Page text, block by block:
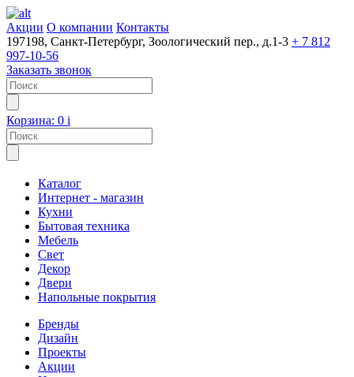
Акции О компании Контакты
197198, Санкт-Петербург, Зоологический пер., д.1-3 + 7 812
997-10-56
Заказать звонок
Корзина: 0 i
Каталог
Интернет - магазин
Кухни
Бытовая техника
Мебель
Свет
Декор
Двери
Напольные покрытия
Бренды
Дизайн
Проекты
Акции